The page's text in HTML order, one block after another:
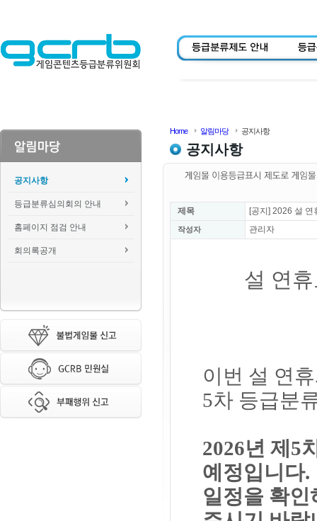
공지사항
등급분류심의회의 안내
홈페이지 점검 안내
회의록공개
Home 알림마당 공지사항
공지사항
제목 [공지] 2026 설
작성자 관리자
설 연
이번 설 연
5차 등급분
2026년 제5
예정입니다.
일정을 확